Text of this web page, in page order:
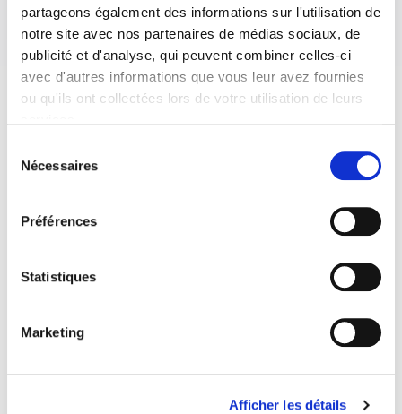
partageons également des informations sur l'utilisation de
notre site avec nos partenaires de médias sociaux, de
publicité et d'analyse, qui peuvent combiner celles-ci
avec d'autres informations que vous leur avez fournies
ou qu'ils ont collectées lors de votre utilisation de leurs
Nécessaires
Préférences
Statistiques
Marketing
Afficher les détails
1073 route de l'Église, Québec, QC G1V 3W2